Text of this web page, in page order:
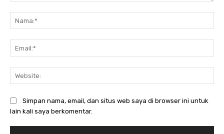
Simpan nama, email, dan situs web saya di browser ini untuk
lain kali saya berkomentar.